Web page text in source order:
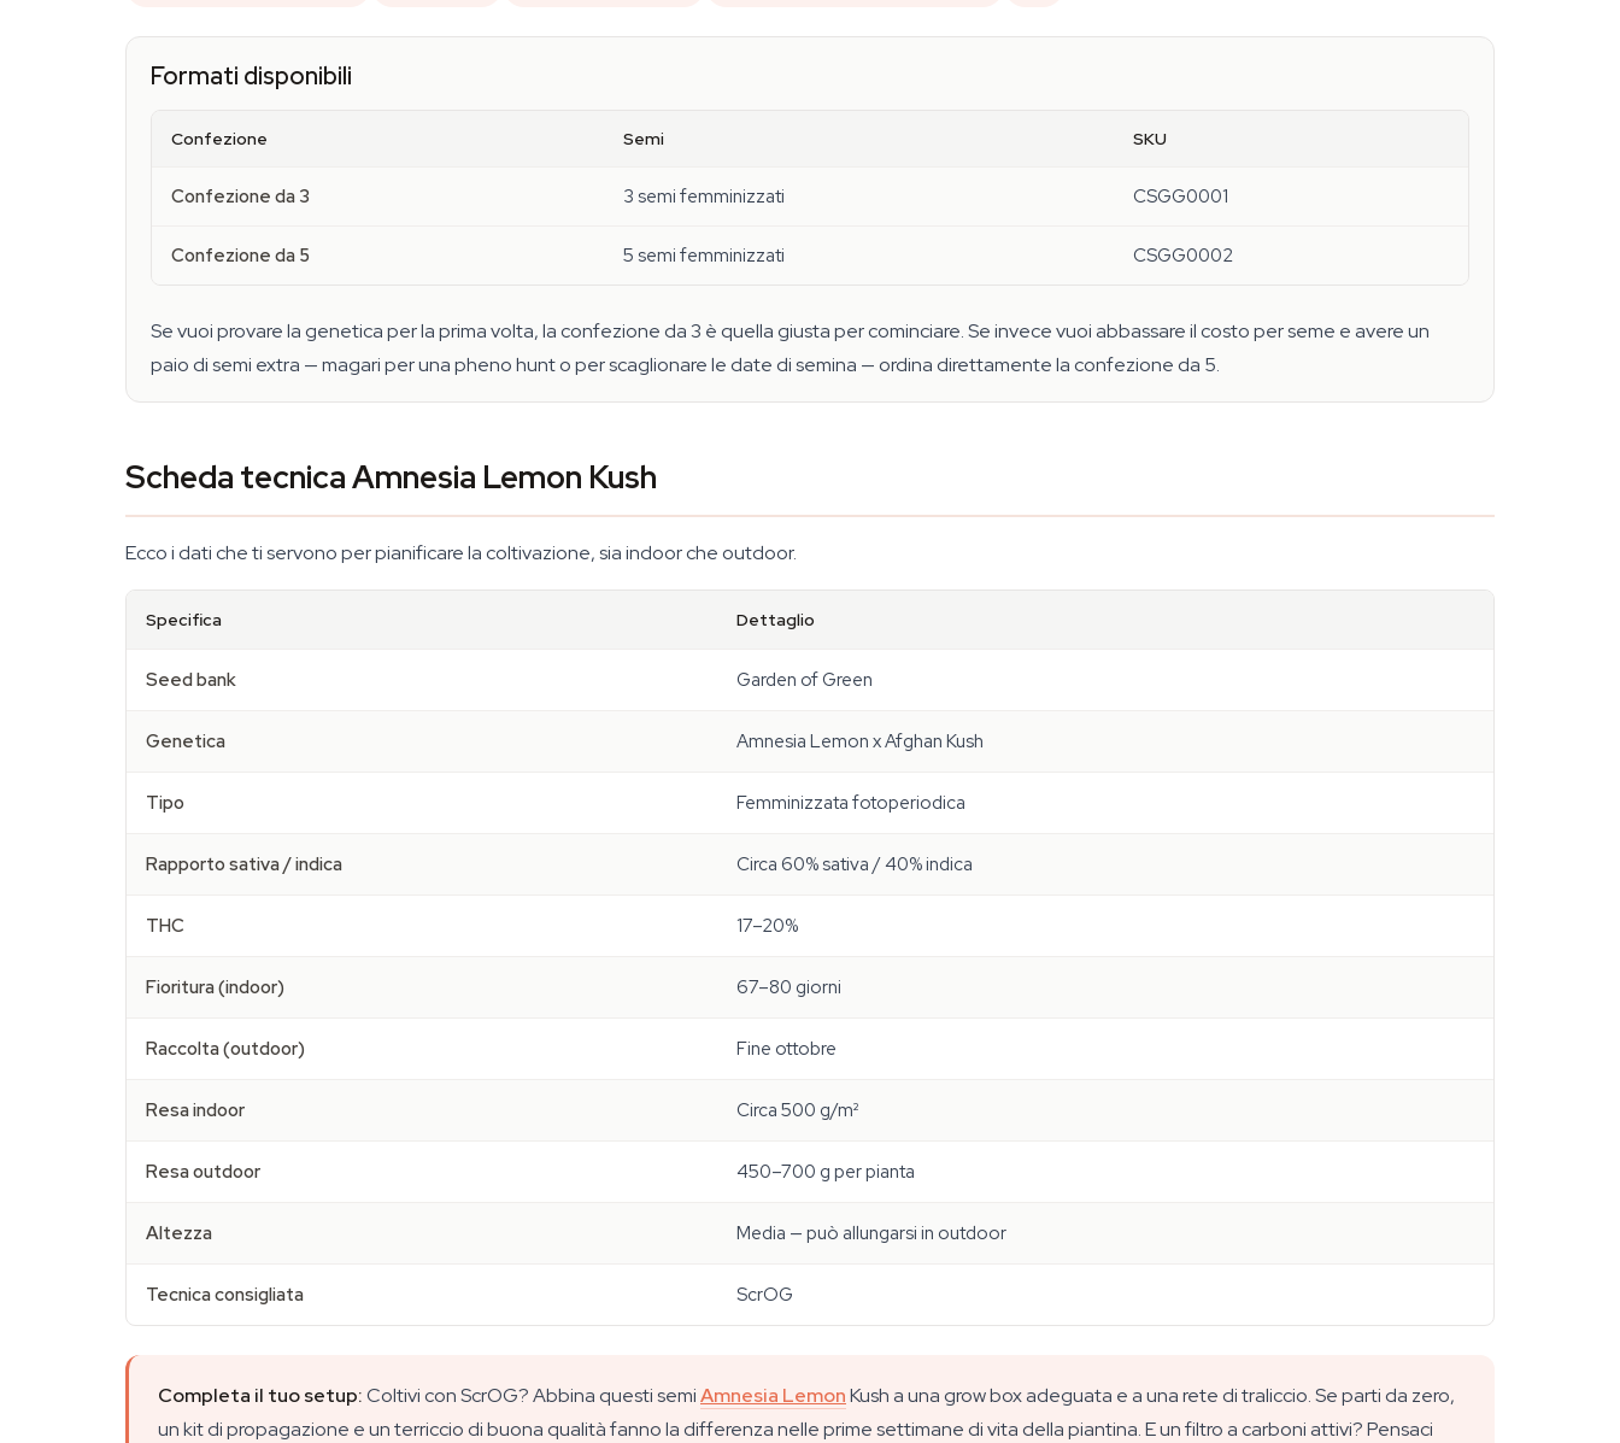
Formati disponibili
Confezione Semi SKU
Confezione da 3 3 semi femminizzati CSGG0001
Confezione da 5 5 semi femminizzati CSGG0002
Se vuoi provare la genetica per la prima volta, la confezione da 3 è quella giusta per cominciare. Se invece vuoi abbassare il costo per seme e avere un
paio di semi extra — magari per una pheno hunt o per scaglionare le date di semina — ordina direttamente la confezione da 5.
Scheda tecnica Amnesia Lemon Kush
Ecco i dati che ti servono per pianificare la coltivazione, sia indoor che outdoor.
Specifica Dettaglio
Seed bank Garden of Green
Genetica Amnesia Lemon x Afghan Kush
Tipo Femminizzata fotoperiodica
Rapporto sativa / indica Circa 60% sativa / 40% indica
THC 17–20%
Fioritura (indoor) 67–80 giorni
Raccolta (outdoor) Fine ottobre
Resa indoor Circa 500 g/m²
Resa outdoor 450–700 g per pianta
Altezza Media — può allungarsi in outdoor
Tecnica consigliata ScrOG
Completa il tuo setup:Coltivi con ScrOG? Abbina questi semiAmnesia LemonKush a una grow box adeguata e a una rete di traliccio. Se parti da zero,
un kit di propagazione e un terriccio di buona qualità fanno la differenza nelle prime settimane di vita della piantina. E un filtro a carboni attivi? Pensaci